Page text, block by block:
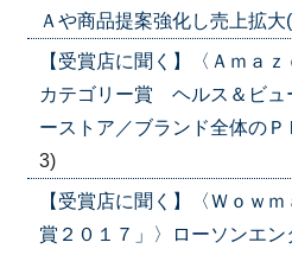
Ａや商品提案強化し売上拡大
【受賞店に聞く】〈Ａｍａ
カテゴリー賞 ヘルス＆ビュ
ーストア／ブランド全体の
3)
【受賞店に聞く】〈Ｗｏｗ
賞２０１７」〉ローソンエ